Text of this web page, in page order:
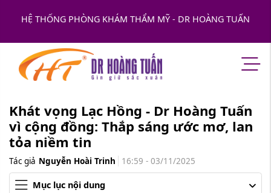
HỆ THỐNG PHÒNG KHÁM THẨM MỸ - DR HOÀNG TUẤN
Khát vọng Lạc Hồng - Dr Hoàng Tuấn
vì cộng đồng: Thắp sáng ước mơ, lan
tỏa niềm tin
Tác giả Nguyễn Hoài Trinh 16:59 - 03/11/2025
Mục lục nội dung